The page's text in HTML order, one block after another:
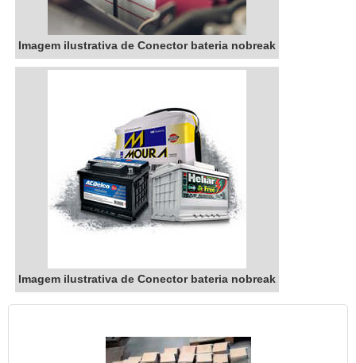
Imagem ilustrativa de Conector bateria nobreak
Imagem ilustrativa de Conector bateria nobreak